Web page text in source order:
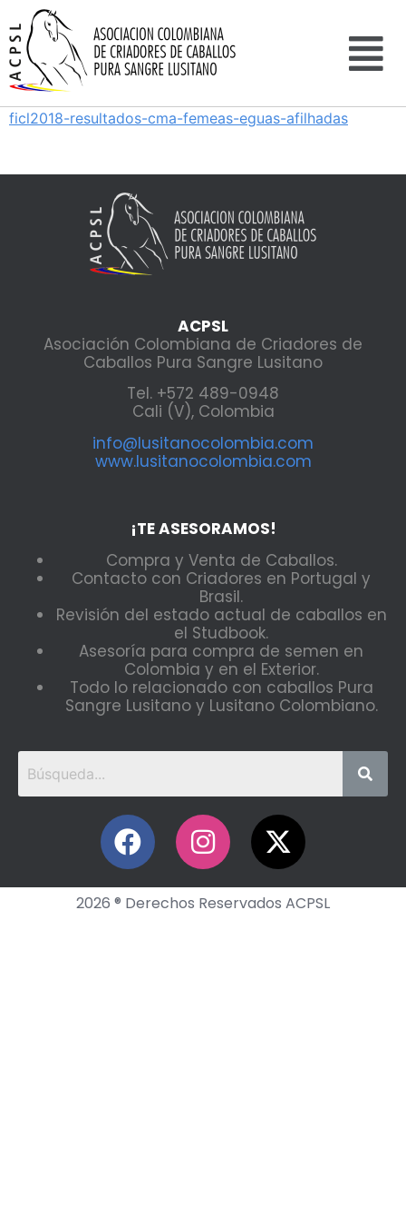
ficl2018-resultados-cma-femeas-eguas-afilhadas
ACPSL
Asociación Colombiana de Criadores de
Caballos Pura Sangre Lusitano
Tel. +572 489-0948
Cali (V), Colombia
info@lusitanocolombia.com
www.lusitanocolombia.com
¡TE ASESORAMOS!
Compra y Venta de Caballos.
Contacto con Criadores en Portugal y
Brasil.
Revisión del estado actual de caballos en
el Studbook.
Asesoría para compra de semen en
Colombia y en el Exterior.
Todo lo relacionado con caballos Pura
Sangre Lusitano y Lusitano Colombiano.
2026 ® Derechos Reservados ACPSL